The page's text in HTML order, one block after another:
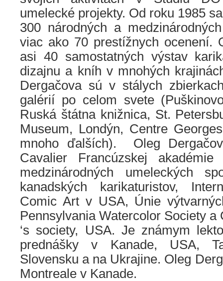
umelecké projekty. Od roku 1985
300 národných a
viac ako 70 prestížnych ocenení.
asi 40 samostatných výstav
dizajnu a kníh v mnohých
Dergačova sú v stálych
galérií po celom svete
Ruská štátna knižnica, St.
Museum, Londýn, Centre
mnoho ďalších). Oleg
Cavalier Francúzskej
medzinárodných umeleckých
kanadských karikaturistov,
Comic Art v USA, Únie
Pennsylvania Watercolor Society a
‘s society, USA. Je známym
prednášky v Kanade, USA,
Slovensku a na Ukrajine. Oleg
Montreale v Kanade.